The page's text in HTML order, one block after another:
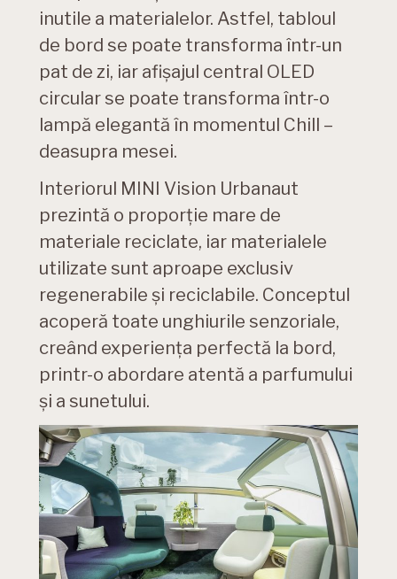
inutile a materialelor. Astfel, tabloul
de bord se poate transforma într-un
pat de zi, iar afișajul central OLED
circular se poate transforma într-o
lampă elegantă în momentul Chill –
deasupra mesei.
Interiorul MINI Vision Urbanaut
prezintă o proporţie mare de
materiale reciclate, iar materialele
utilizate sunt aproape exclusiv
regenerabile şi reciclabile. Conceptul
acoperă toate unghiurile senzoriale,
creând experienţa perfectă la bord,
printr-o abordare atentă a parfumului
şi a sunetului.